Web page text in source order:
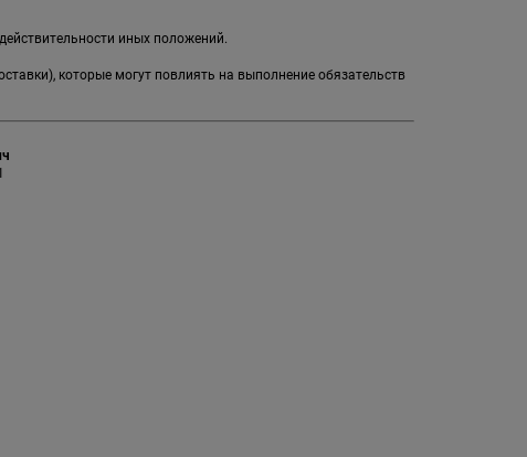
иных положений.
которые могут повлиять на выполнение обязательств